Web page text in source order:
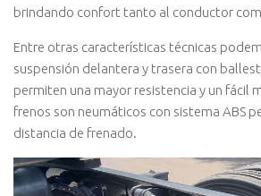
brindando confort tanto al conductor
Entre otras características técnicas
suspensión delantera y trasera con
permiten una mayor resistencia y un fácil
frenos son neumáticos con sistema ABS
distancia de frenado.